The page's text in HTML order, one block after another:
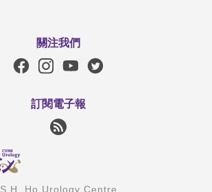
關注我們
訂閱電子報
S.H. Ho Urology Centre